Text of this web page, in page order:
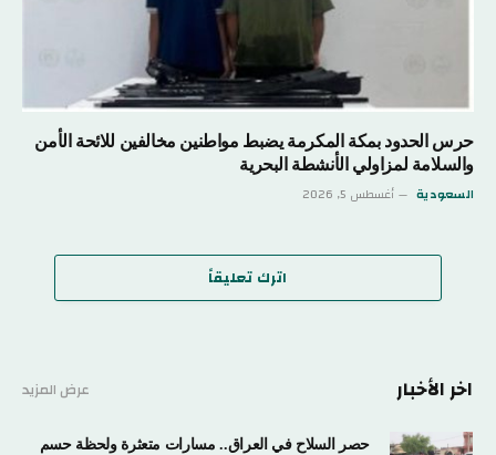
حرس الحدود بمكة المكرمة يضبط مواطنين مخالفين للائحة الأمن
والسلامة لمزاولي الأنشطة البحرية
السعودية أغسطس 5, 2026
اترك تعليقاً
اخر الأخبار عرض المزيد
حصر السلاح في العراق.. مسارات متعثرة ولحظة حسم